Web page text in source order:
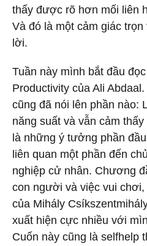
thấy được rõ hơn mối liên
Và đó là một cảm giác
lời.
Tuần này mình bắt đầu
Productivity của Ali
cũng đã nói lên phần nào:
năng suất và vẫn cảm
là những ý tưởng phần
liên quan một phần đến
nghiệp cử nhân. Chương
con người và việc vui
của Mihály
xuất hiện cực nhiều với
Cuốn này cũng là selfhelp